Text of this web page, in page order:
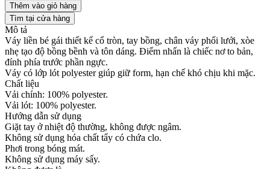
Thêm vào giỏ hàng
Tìm tại cửa hàng
Mô tả
Váy liền bé gái thiết kế cổ tròn, tay bồng, chân váy phối lưới, xòe
nhẹ tạo độ bồng bềnh và tôn dáng. Điểm nhấn là chiếc nơ to bản,
đính phía trước phần ngực.
Váy có lớp lót polyester giúp giữ form, hạn chế khó chịu khi mặc.
Chất liệu
Vải chính: 100% polyester.
Vải lót: 100% polyester.
Hướng dẫn sử dụng
Giặt tay ở nhiệt độ thường, không được ngâm.
Không sử dụng hóa chất tẩy có chứa clo.
Phơi trong bóng mát.
Không sử dụng máy sấy.